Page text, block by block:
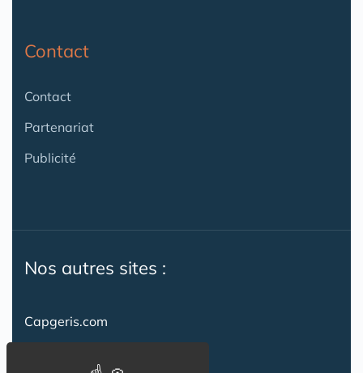
Contact
Contact
Partenariat
Publicité
Nos autres sites :
Capgeris.com